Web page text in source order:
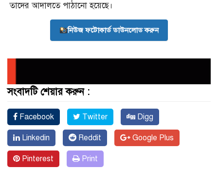
তাদের আদালতে পাঠানো হয়েছে।
নিউজ ফটোকার্ড ডাউনলোড করুন
সংবাদটি শেয়ার করুন :
Facebook Twitter Digg
Linkedin Reddit Google Plus
Pinterest Print